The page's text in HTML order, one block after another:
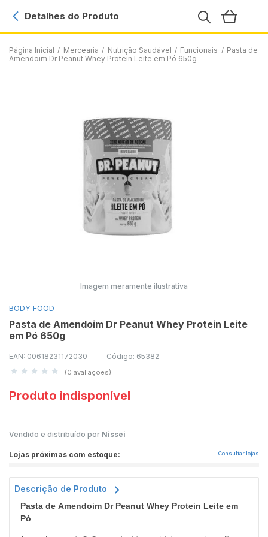
Página Inicial / Mercearia / Nutrição Saudável / Funcionais / Pasta de
Amendoim Dr Peanut Whey Protein Leite em Pó 650g
Detalhes do Produto
Imagem meramente ilustrativa
BODY FOOD
Pasta de Amendoim Dr Peanut Whey Protein Leite
em Pó 650g
EAN: 00618231172030 Código: 65382
(0 avaliações)
Produto indisponível
Vendido e distribuído por Nissei
Lojas próximas com estoque: Consultar lojas
Descrição de Produto
Pasta de Amendoim Dr Peanut Whey Protein Leite em
Pó